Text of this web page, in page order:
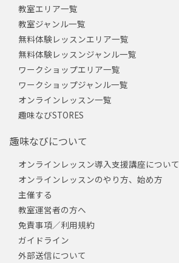
教室エリア一覧
教室ジャンル一覧
無料体験レッスンエリア一覧
無料体験レッスンジャンル一覧
ワークショップエリア一覧
ワークショップジャンル一覧
オンラインレッスン一覧
趣味なびSTORES
趣味なびについて
オンラインレッスン導入支援講座について
オンラインレッスンのやり方、始め方
主催する
教室運営者の方へ
免責事項／利用規約
ガイドライン
外部送信について